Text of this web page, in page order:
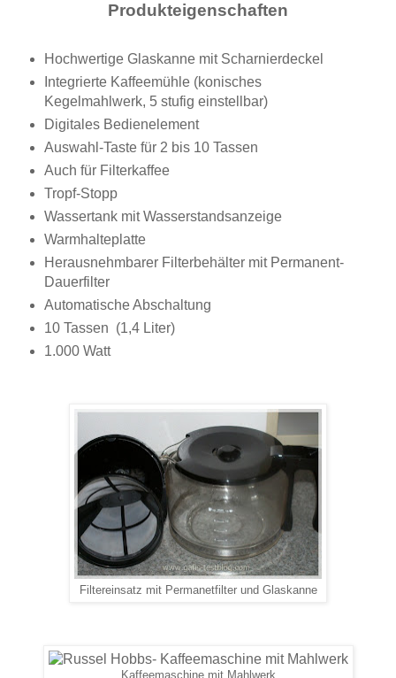
Produkteigenschaften
Hochwertige Glaskanne mit Scharnierdeckel
Integrierte Kaffeemühle (konisches
Kegelmahlwerk, 5 stufig einstellbar)
Digitales Bedienelement
Auswahl-Taste für 2 bis 10 Tassen
Auch für Filterkaffee
Tropf-Stopp
Wassertank mit Wasserstandsanzeige
Warmhalteplatte
Herausnehmbarer Filterbehälter mit Permanent-
Dauerfilter
Automatische Abschaltung
10 Tassen (1,4 Liter)
1.000 Watt
Filtereinsatz mit Permanetfilter und Glaskanne
Kaffeemaschine mit Mahlwerk